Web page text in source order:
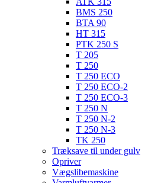
HT 315
PTK 250 S
T 205
T 250
T 250 ECO
T 250 ECO-2
T 250 ECO-3
T 250 N
T 250 N-2
T 250 N-3
TK 250
Træksave til under gulv
Opriver
Vægslibemaskine
Varmluftvarmer
Vippecirkelsave
Produkter